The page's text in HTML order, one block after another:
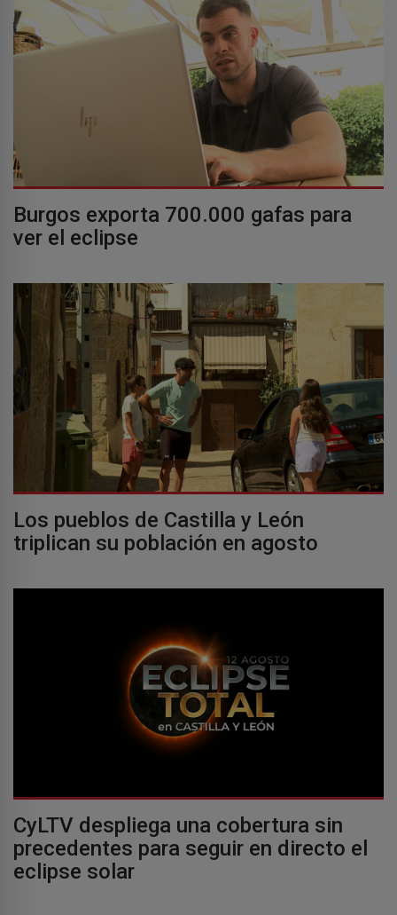
Burgos exporta 700.000 gafas para
ver el eclipse
Los pueblos de Castilla y León
triplican su población en agosto
CyLTV despliega una cobertura sin
precedentes para seguir en directo el
eclipse solar